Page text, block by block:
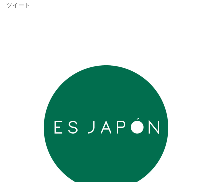
ツイート